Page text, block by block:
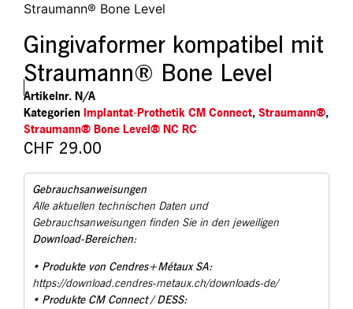
Straumann® Bone Level
Gingivaformer kompatibel mit
Straumann® Bone Level
Artikelnr. N/A
Kategorien Implantat-Prothetik CM Connect, Straumann®,
Straumann® Bone Level® NC RC
CHF 29.00
Gebrauchsanweisungen
Alle aktuellen technischen Daten und
Gebrauchsanweisungen finden Sie in den jeweiligen
Download-Bereichen:
• Produkte von Cendres+Métaux SA:
https://download.cendres-metaux.ch/downloads-de/
• Produkte CM Connect / DESS: